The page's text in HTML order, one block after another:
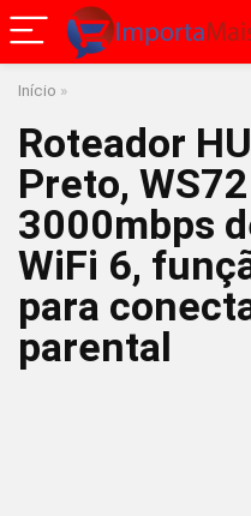
Início »
Roteador
Preto,
3000mbps
WiFi 6,
para
parental